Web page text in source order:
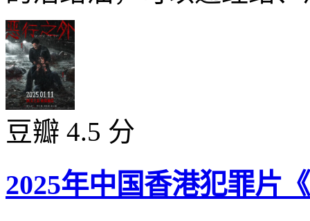
豆瓣 4.5 分
2025年中国香港犯罪片